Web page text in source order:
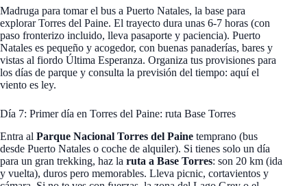
Madruga para tomar el bus a Puerto Natales, la base para
explorar Torres del Paine. El trayecto dura unas 6-7 horas (con
paso fronterizo incluido, lleva pasaporte y paciencia). Puerto
Natales es pequeño y acogedor, con buenas panaderías, bares y
vistas al fiordo Última Esperanza. Organiza tus provisiones para
los días de parque y consulta la previsión del tiempo: aquí el
viento es ley.
Día 7: Primer día en Torres del Paine: ruta Base Torres
Entra al Parque Nacional Torres del Paine temprano (bus
desde Puerto Natales o coche de alquiler). Si tienes solo un día
para un gran trekking, haz la ruta a Base Torres: son 20 km (ida
y vuelta), duros pero memorables. Lleva picnic, cortavientos y